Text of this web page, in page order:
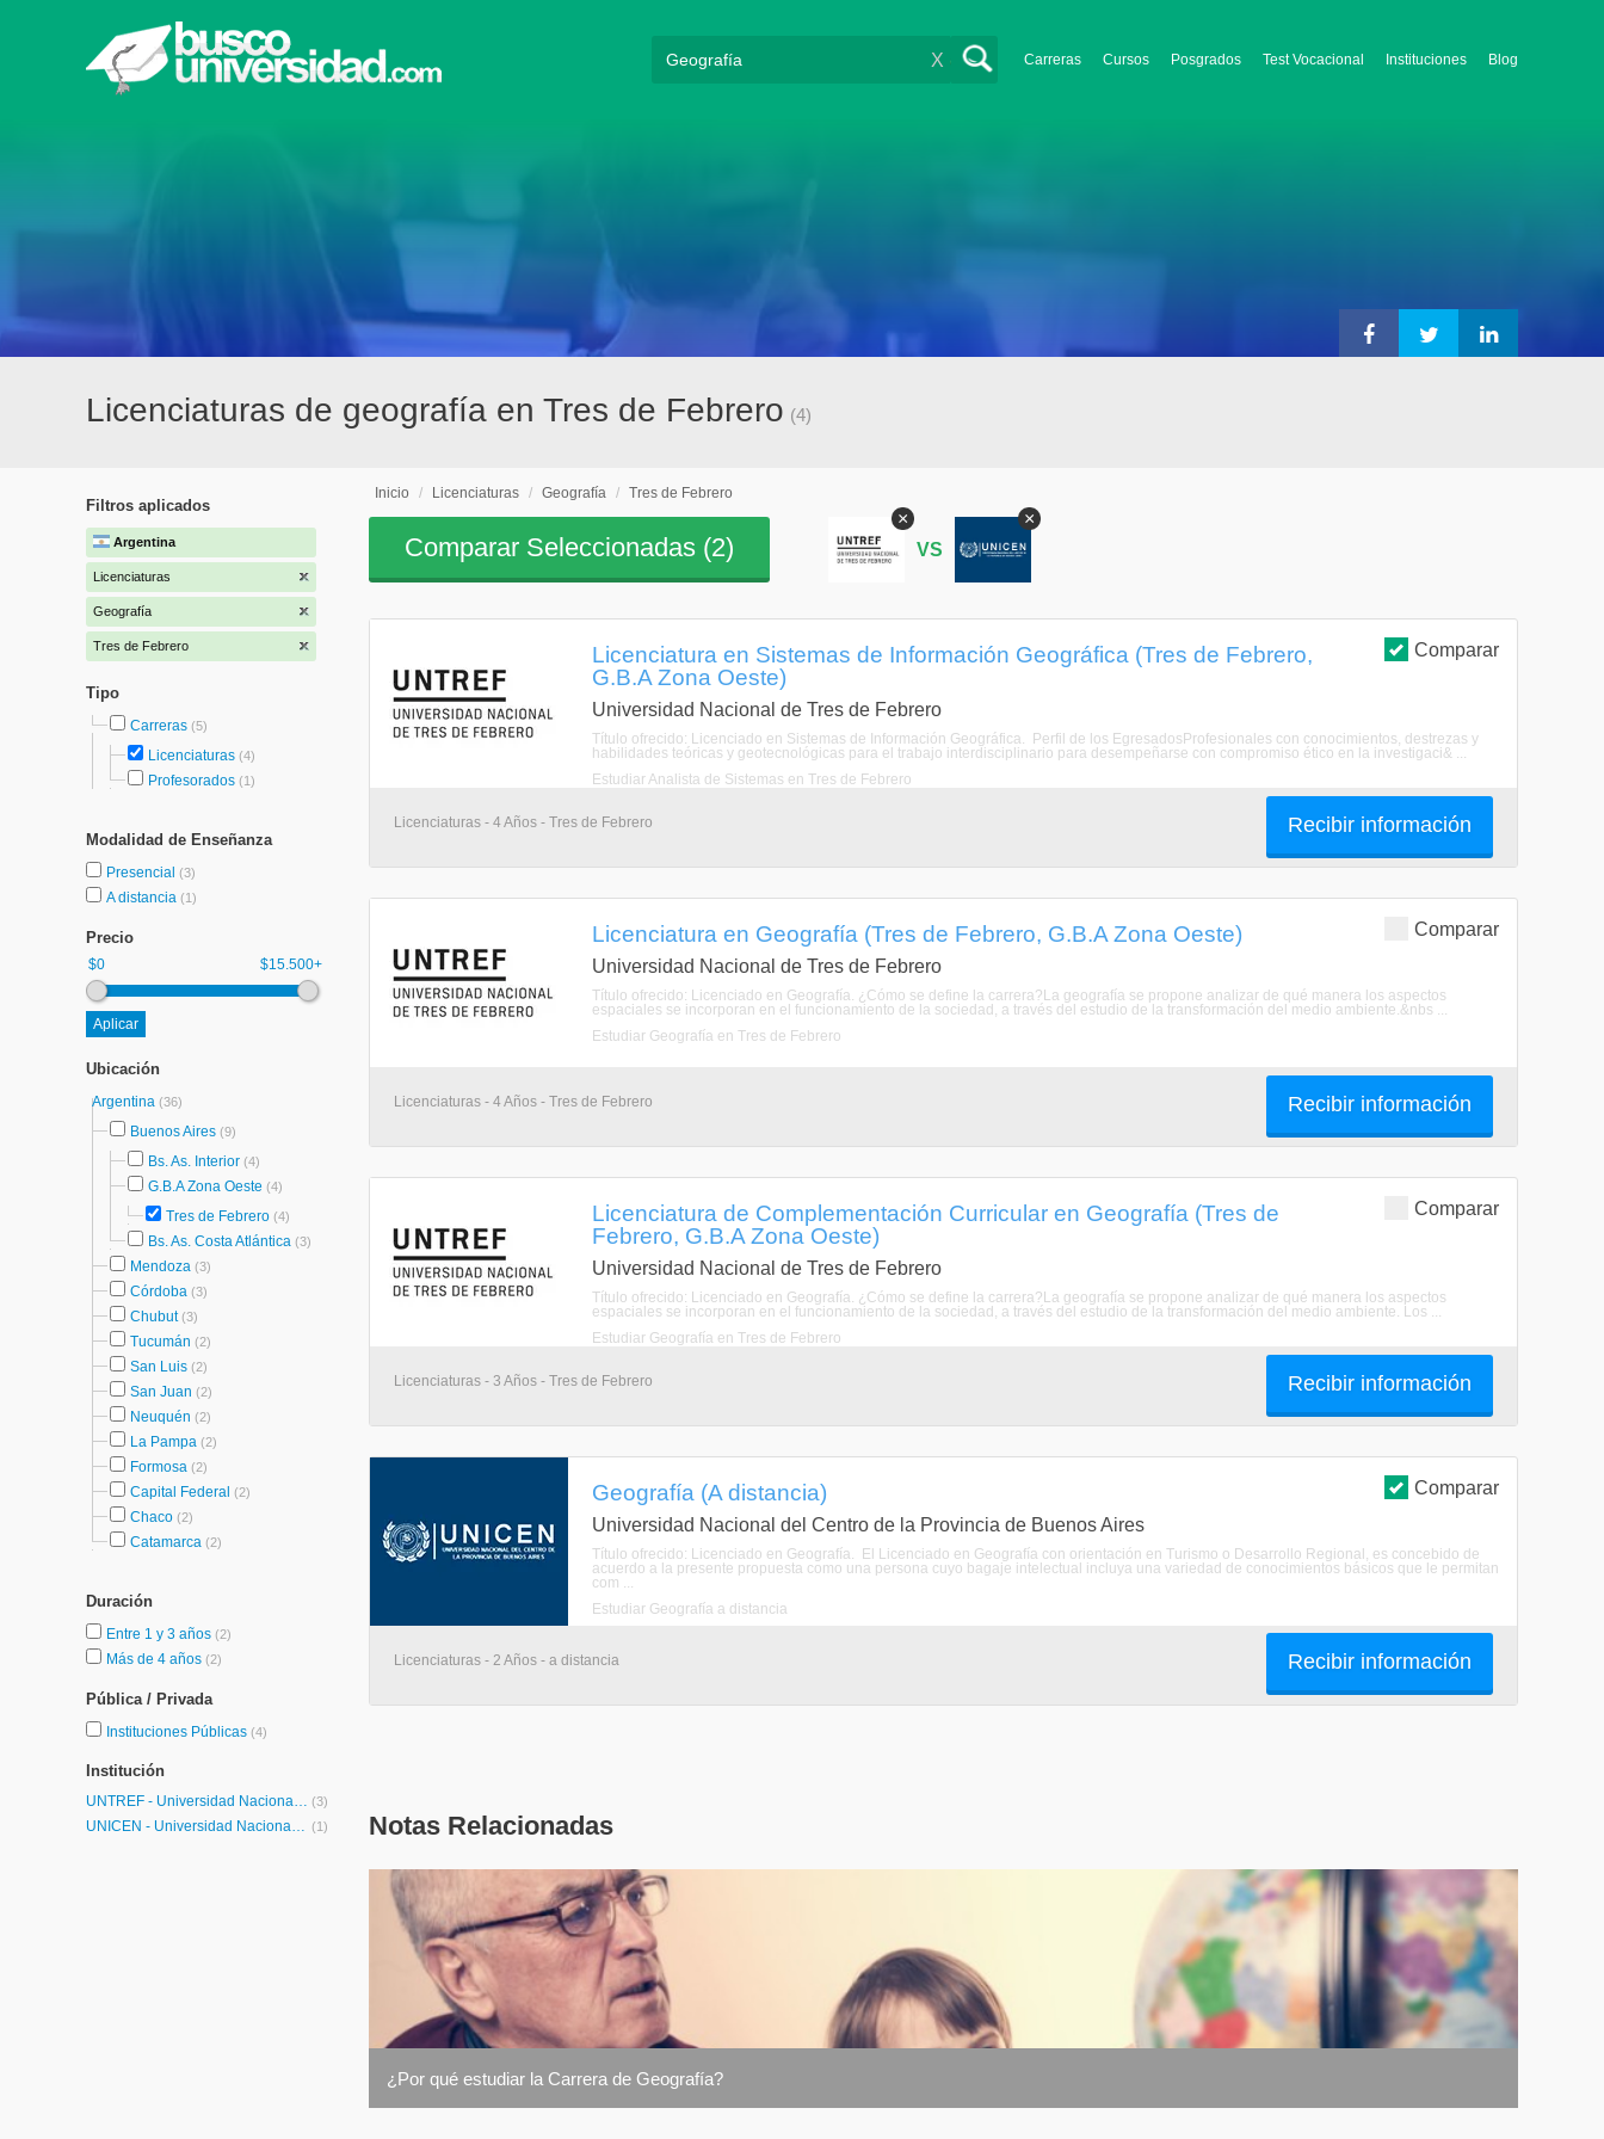
Carreras Cursos Posgrados Test Vocacional Instituciones Blog
X
Licenciaturas de geografía en Tres de Febrero (4)
Filtros aplicados
Argentina
Licenciaturas
Geografía
Tres de Febrero
Tipo
Carreras (5)
Licenciaturas (4)
Profesorados (1)
Modalidad de Enseñanza
Presencial (3)
A distancia (1)
Precio
$0 $15.500+
Ubicación
Argentina (36)
Buenos Aires (9)
Bs. As. Interior (4)
G.B.A Zona Oeste (4)
Tres de Febrero (4)
Bs. As. Costa Atlántica (3)
Mendoza (3)
Córdoba (3)
Chubut(3)
Tucumán (2)
San Luis (2)
San Juan (2)
Neuquén (2)
La Pampa (2)
Formosa (2)
Capital Federal (2)
Chaco (2)
Catamarca (2)
Duración
Entre 1 y 3 años (2)
Más de 4 años (2)
Pública / Privada
Instituciones Públicas (4)
Institución
UNTREF - Universidad Nacional de Tres de Febrero (3)
UNICEN - Universidad Nacional del Centro de la Provincia de Buenos Aires (1)
Inicio / Licenciaturas / Geografía / Tres de Febrero
Comparar Seleccionadas (2)
×
VS
×
Comparar
Licenciatura en Sistemas de Información Geográfica (Tres de Febrero,
G.B.A Zona Oeste)
Universidad Nacional de Tres de Febrero
Título ofrecido: Licenciado en Sistemas de Información Geográfica. Perfil de los EgresadosProfesionales con conocimientos, destrezas y
habilidades teóricas y geotecnológicas para el trabajo interdisciplinario para desempeñarse con compromiso ético en la investigaci& ...
Estudiar Analista de Sistemas en Tres de Febrero
Licenciaturas - 4 Años - Tres de Febrero Recibir información
Comparar
Licenciatura en Geografía (Tres de Febrero, G.B.A Zona Oeste)
Universidad Nacional de Tres de Febrero
Título ofrecido: Licenciado en Geografía. ¿Cómo se define la carrera?La geografía se propone analizar de qué manera los aspectos
espaciales se incorporan en el funcionamiento de la sociedad, a través del estudio de la transformación del medio ambiente.&nbs ...
Estudiar Geografía en Tres de Febrero
Licenciaturas - 4 Años - Tres de Febrero Recibir información
Comparar
Licenciatura de Complementación Curricular en Geografía (Tres de
Febrero, G.B.A Zona Oeste)
Universidad Nacional de Tres de Febrero
Título ofrecido: Licenciado en Geografía. ¿Cómo se define la carrera?La geografía se propone analizar de qué manera los aspectos
espaciales se incorporan en el funcionamiento de la sociedad, a través del estudio de la transformación del medio ambiente. Los ...
Estudiar Geografía en Tres de Febrero
Licenciaturas - 3 Años - Tres de Febrero Recibir información
Comparar
Geografía (A distancia)
Universidad Nacional del Centro de la Provincia de Buenos Aires
Título ofrecido: Licenciado en Geografía. El Licenciado en Geografía con orientación en Turismo o Desarrollo Regional, es concebido de
acuerdo a la presente propuesta como una persona cuyo bagaje intelectual incluya una variedad de conocimientos básicos que le permitan
com ...
Estudiar Geografía a distancia
Licenciaturas - 2 Años - a distancia Recibir información
Notas Relacionadas
¿Por qué estudiar la Carrera de Geografía?